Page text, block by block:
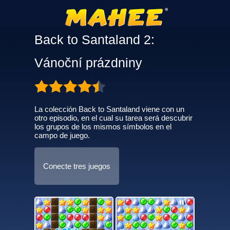
Back to Santaland 2:
Vánoční prázdniny
La colección Back to Santaland viene con un
otro episodio, en el cual su tarea será descubrir
los grupos de los mismos símbolos en el
campo de juego.
Conecte tres juegos